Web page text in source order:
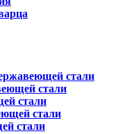
стали
стали
стали
стали
стали